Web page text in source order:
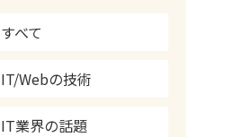
すべて
IT/Webの技術
IT業界の話題